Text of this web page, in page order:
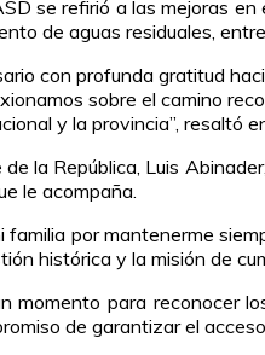
se refirió a las mejoras
de aguas residuales,
con profunda gratitud
sobre el camino
y la provincia”, resaltó
la República, Luis
le acompaña.
familia por mantenerme
histórica y la misión de
momento para reconocer
de garantizar el